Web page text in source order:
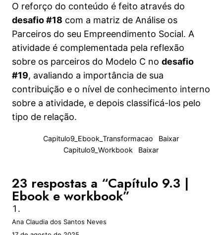
Capítulo 9.1 | Parcerias essenciais no
empreendedorismo social
Visualização
Capítulo 9.2 | Parcerias essenciais no
empreendedorismo social
Visualização
Capítulo 9.3 | Ebook e workbook Visualização
Live 9 | Parcerias essenciais no
empreendedorismo social
Visualização
4. Quem não é visto, não é lembrado
(nem comprado)
5. Foi linda a nossa Jornada!
O reforço do conteúdo é feito através do
desafio #18 com a matriz de Análise os
Parceiros do seu Empreendimento Social. A
atividade é complementada pela reflexão
sobre os parceiros do Modelo C no desafio
#19, avaliando a importância de sua
contribuição e o nível de conhecimento interno
sobre a atividade, e depois classificá-los pelo
tipo de relação.
Capitulo9_Ebook_Transformacao
Baixar
Capitulo9_Workbook
Baixar
23 respostas a “Capítulo 9.3 |
Ebook e workbook”
Ana Claudia dos Santos Neves